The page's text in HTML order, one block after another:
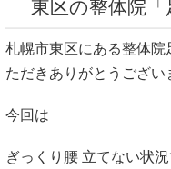
東区の整体院
札幌市東区にある整体
ただきありがとうござい
今回は
ぎっくり腰 立てない状